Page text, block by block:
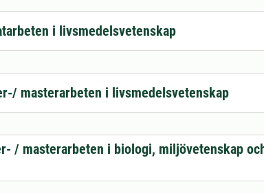
i livsmedelsvetenskap
masterarbeten i livsmedelsvetenskap
/ masterarbeten i biologi, miljövetenskap